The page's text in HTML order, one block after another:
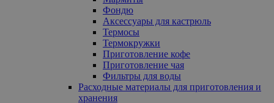
Фондю
Аксессуары для кастрюль
Термосы
Термокружки
Приготовление кофе
Приготовление чая
Фильтры для воды
Расходные материалы для приготовления и
хранения